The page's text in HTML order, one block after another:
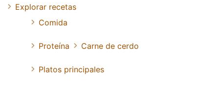
Explorar recetas
Comida
Proteína Carne de cerdo
Platos principales